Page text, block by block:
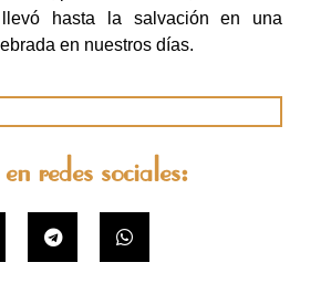
hasta la salvación en una
en nuestros días.
redes sociales: